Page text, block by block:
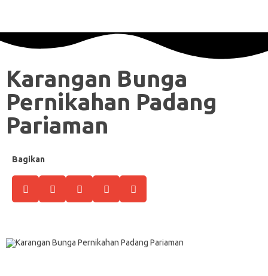
Karangan Bunga
Pernikahan Padang
Pariaman
Bagikan